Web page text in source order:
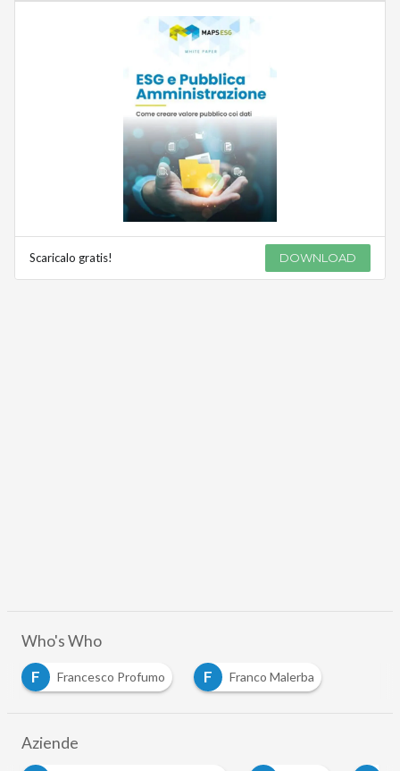
Scaricalo gratis! DOWNLOAD
Who's Who
F
Francesco Profumo F Franco Malerba
Aziende